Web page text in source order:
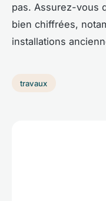
pas. Assurez-vous
bien chiffrées,
installations
travaux